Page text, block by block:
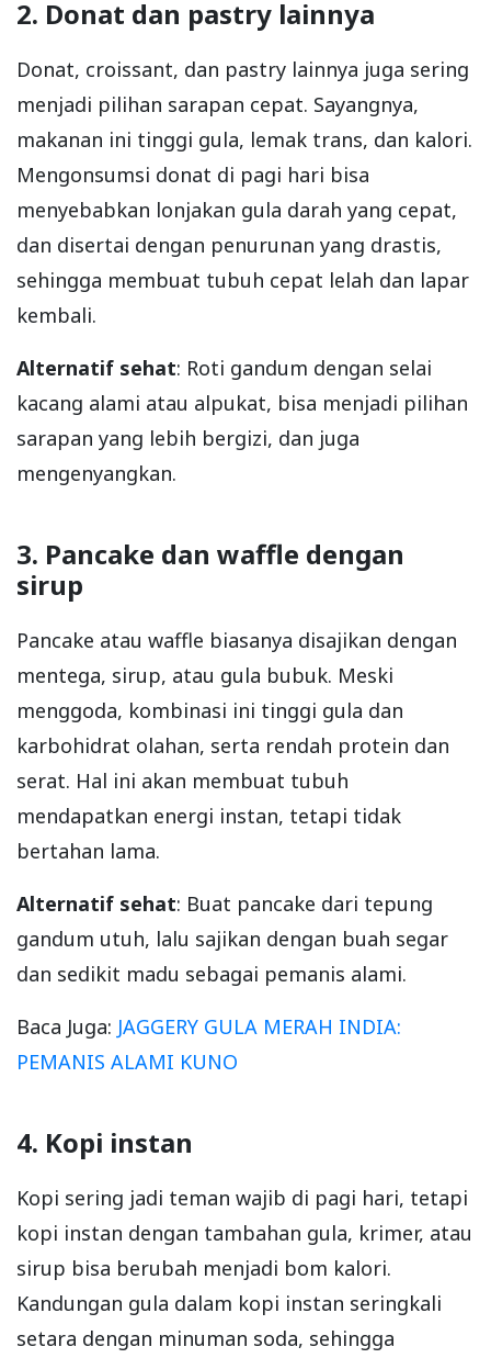
2. Donat dan pastry lainnya
Donat, croissant, dan pastry lainnya juga sering
menjadi pilihan sarapan cepat. Sayangnya,
makanan ini tinggi gula, lemak trans, dan kalori.
Mengonsumsi donat di pagi hari bisa
menyebabkan lonjakan gula darah yang cepat,
dan disertai dengan penurunan yang drastis,
sehingga membuat tubuh cepat lelah dan lapar
kembali.
Alternatif sehat: Roti gandum dengan selai
kacang alami atau alpukat, bisa menjadi pilihan
sarapan yang lebih bergizi, dan juga
mengenyangkan.
3. Pancake dan waffle dengan
sirup
Pancake atau waffle biasanya disajikan dengan
mentega, sirup, atau gula bubuk. Meski
menggoda, kombinasi ini tinggi gula dan
karbohidrat olahan, serta rendah protein dan
serat. Hal ini akan membuat tubuh
mendapatkan energi instan, tetapi tidak
bertahan lama.
Alternatif sehat: Buat pancake dari tepung
gandum utuh, lalu sajikan dengan buah segar
dan sedikit madu sebagai pemanis alami.
Baca Juga: JAGGERY GULA MERAH INDIA:
PEMANIS ALAMI KUNO
4. Kopi instan
Kopi sering jadi teman wajib di pagi hari, tetapi
kopi instan dengan tambahan gula, krimer, atau
sirup bisa berubah menjadi bom kalori.
Kandungan gula dalam kopi instan seringkali
setara dengan minuman soda, sehingga